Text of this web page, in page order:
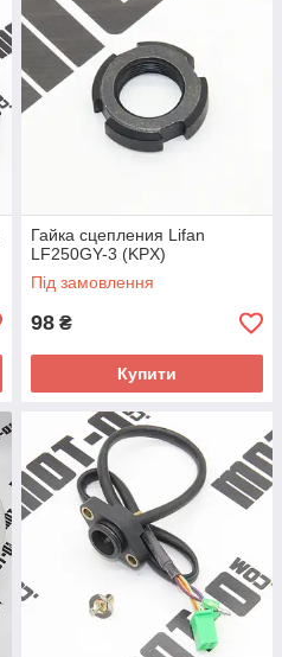
Гайка сцепления Lifan
LF250GY-3 (KPX)
Під замовлення
98 ₴
Купити